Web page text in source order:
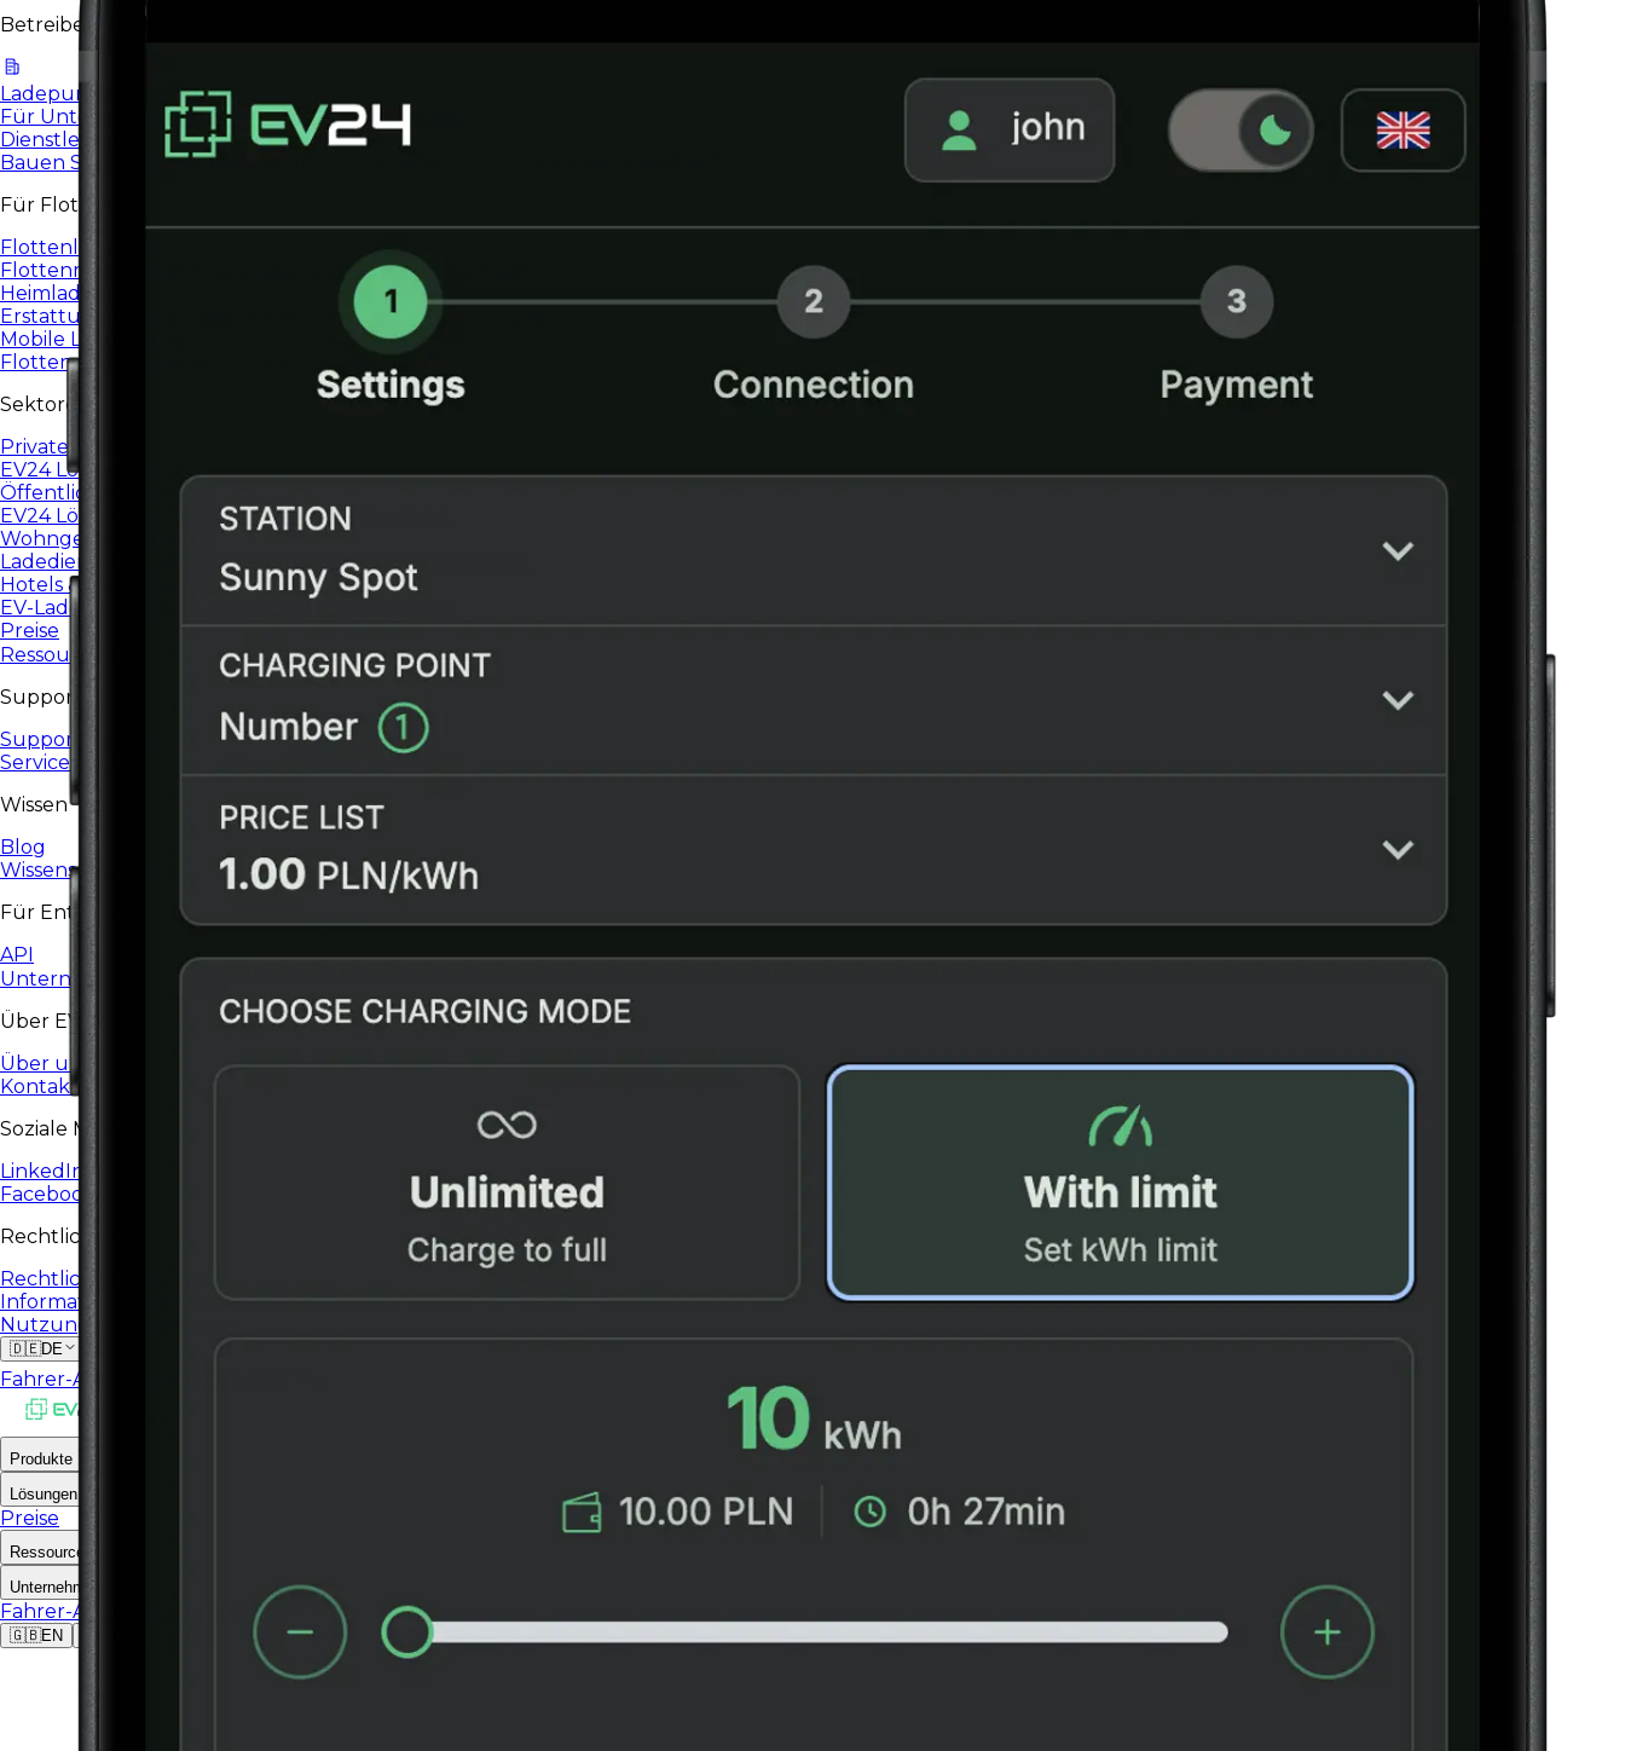
Betreiber & Anbieter
Ladepunktbetreiber
Für Unternehmen, die EV-Ladenetze verwalten.
Dienstleister
Bauen Sie Ihre eigene Marke und Ihr Ladenetz im White-Label-Modell auf.
Für Flotten
Flottenlösungen
Flottenmanagement und Laden für Firmenfahrzeuge.
Heimladen
Erstattung für das Laden eines Firmenwagens zu Hause
Mobile Ladelösung
Flotten-Laden überall, im System abgerechnet
Sektoren
Privater Sektor
EV24 Lösungen für private Unternehmen und Organisationen.
Öffentlicher Sektor
EV24 Lösungen für öffentliche Einrichtungen.
Wohngemeinschaften
Ladedienste für Wohnanlagen und Genossenschaften.
Hotels & Restaurants
EV-Laden für Hotels, Restaurants und HoReCa.
Preise
Ressourcen
Support
Support-Center
Service-Status
Wissen
Blog
Wissensdatenbank
Für Entwickler
API
Unternehmen
Über EV24
Über uns
Kontakt
Soziale Medien
LinkedIn
Facebook
Rechtliches
Rechtliche Hinweise
Informationssicherheitsrichtlinie
Nutzungsbedingungen
🇩🇪DE
Fahrer-App
Produkte
Lösungen
Preise
Ressourcen
Unternehmen
Fahrer-App Betreiberportal
🇬🇧EN